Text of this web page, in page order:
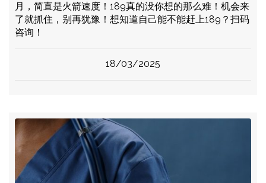
月，简直是火箭速度！189真的没你想的那么难！机会来
了就抓住，别再犹豫！想知道自己能不能赶上189？扫码
咨询！
18/03/2025